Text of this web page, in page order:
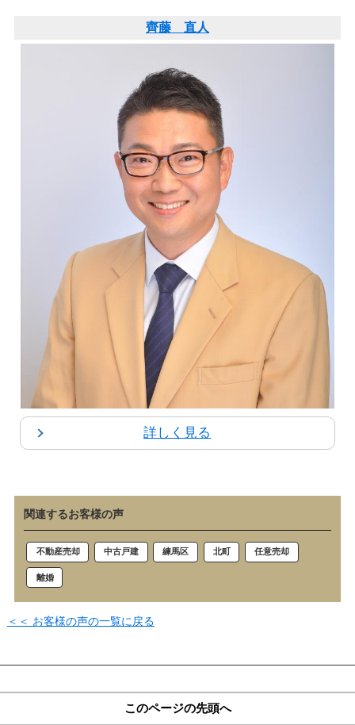
齊藤 直人
詳しく見る
関連するお客様の声
不動産売却 中古戸建 練馬区 北町 任意売却
離婚
＜＜ お客様の声の一覧に戻る
このページの先頭へ